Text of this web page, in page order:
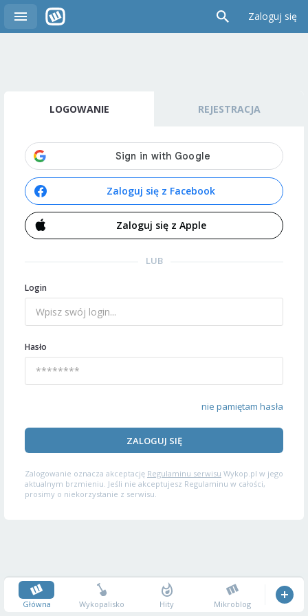
Zaloguj się
LOGOWANIE REJESTRACJA
Zaloguj się z Facebook
Zaloguj się z Apple
LUB
Login
Hasło
nie pamiętam hasła
ZALOGUJ SIĘ
Zalogowanie oznacza akceptację Regulaminu serwisu Wykop.pl w jego
aktualnym brzmieniu. Jeśli nie akceptujesz Regulaminu w całości,
prosimy o niekorzystanie z serwisu.
Główna Wykopalisko Hity Mikroblog